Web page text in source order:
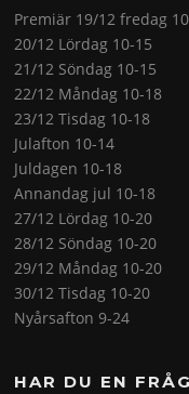
Premiär 19/12 fredag
20/12 Lördag 10-15
21/12 Söndag 10-15
22/12 Måndag 10-18
23/12 Tisdag 10-18
Julafton 10-14
Juldagen 10-18
Annandag jul 10-18
27/12 Lördag 10-20
28/12 Söndag 10-20
29/12 Måndag 10-20
30/12 Tisdag 10-20
Nyårsafton 9-24
HAR DU EN